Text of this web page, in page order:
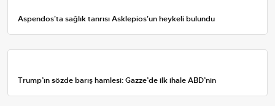
Aspendos'ta sağlık tanrısı Asklepios'un heykeli bulundu
Trump’ın sözde barış hamlesi: Gazze’de ilk ihale ABD’nin